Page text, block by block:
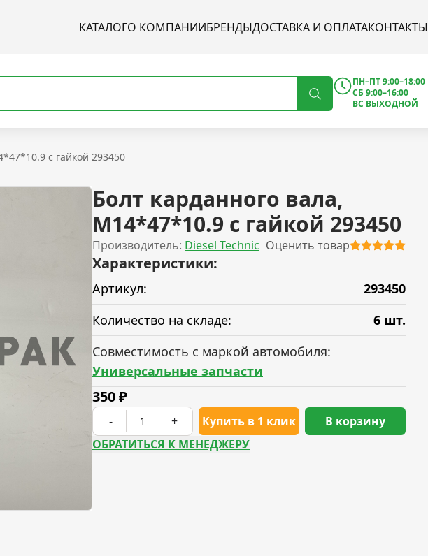
КАТАЛОГО КОМПАНИИБРЕНДЫДОСТАВКА И ОПЛАТАКОНТАКТЫ
ПН–ПТ 9:00–18:00
СБ 9:00–16:00
ВС ВЫХОДНОЙ
с гайкой 293450
Болт карданного вала,
M14*47*10.9 с гайкой 293450
Производитель: Diesel Technic Оценить товар
Характеристики:
Артикул:
293450
Количество на складе:
6 шт.
Совместимость с маркой автомобиля:
Универсальные запчасти
350₽
- + Купить в 1 клик
В корзину
ОБРАТИТЬСЯ К МЕНЕДЖЕРУ